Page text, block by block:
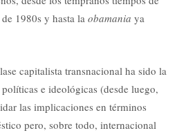
de 1980s y hasta laobamania ya
capitalista transnacional ha sido la
e ideológicas (desde luego,
las implicaciones en términos
pero, sobre todo, internacional